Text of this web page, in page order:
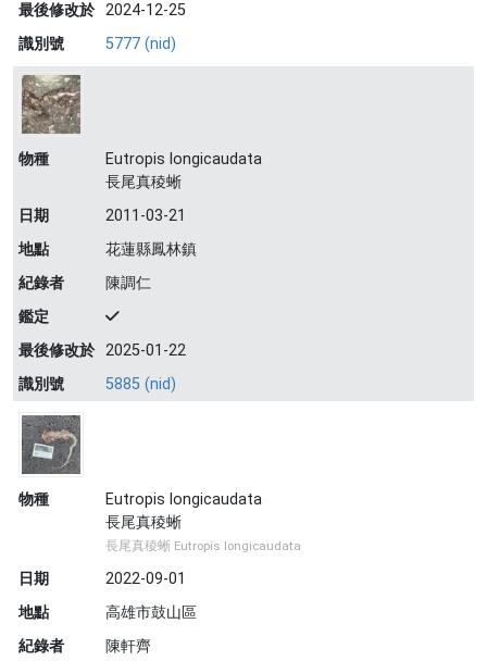
最後修改於 2024-12-25
識別號
5777 (nid)
物種
Eutropis longicaudata
長尾真稜蜥
日期
2011-03-21
地點
花蓮縣鳳林鎮
紀錄者
陳調仁
鑑定
最後修改於 2025-01-22
識別號
5885 (nid)
物種
Eutropis longicaudata
長尾真稜蜥
長尾真稜蜥 Eutropis longicaudata
日期
2022-09-01
地點
高雄市鼓山區
紀錄者
陳軒齊